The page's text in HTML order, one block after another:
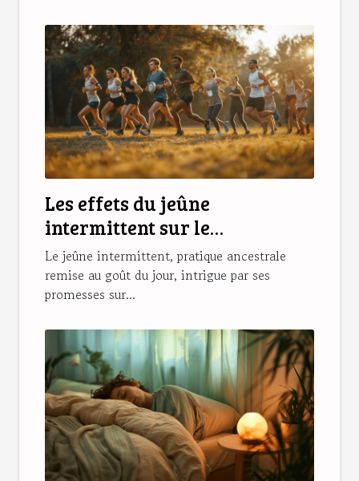
Les effets du jeûne
intermittent sur le
métabolisme
Le jeûne intermittent, pratique ancestrale
remise au goût du jour, intrigue par ses
promesses sur...